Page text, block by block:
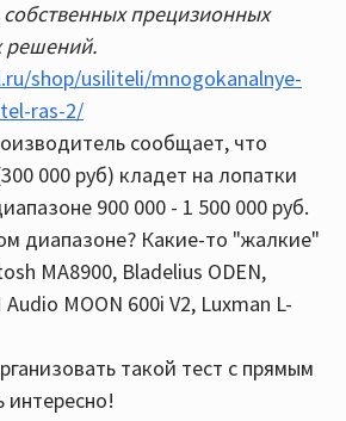
прецизионных
решений.
shop/usiliteli/mnogokanalnye-
ras-2/
сообщает, что
000 руб) кладет на лопатки
900 000 - 1 500 000 руб.
диапазоне? Какие-то "жалкие"
MA8900, Bladelius ODEN,
MOON 600i V2, Luxman L-
такой тест с прямым
интересно!